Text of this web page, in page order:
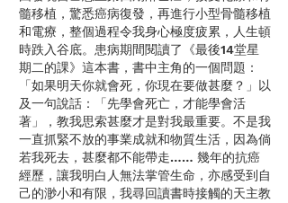
髓移植，驚悉癌病復發，再進行小型骨髓移植
和電療，整個過程令我身心極度疲累，人生頓
時跌入谷底。患病期間閱讀了《最後14堂星
期二的課》這本書，書中主角的一個問題：
「如果明天你就會死，你現在要做甚麼？」以
及一句說話：「先學會死亡，才能學會活
著」，教我思索甚麼才是對我最重要。不是我
一直抓緊不放的事業成就和物質生活，因為倘
若我死去，甚麼都不能帶走…… 幾年的抗癌
經歷，讓我明白人無法掌管生命，亦感受到自
己的渺小和有限，我尋回讀書時接觸的天主教